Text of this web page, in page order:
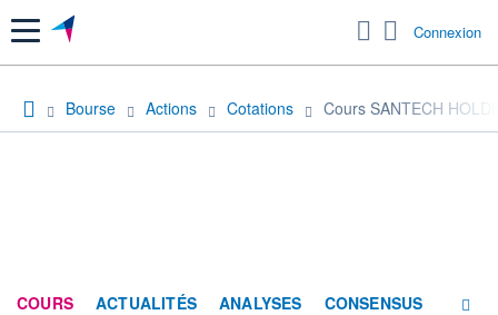
Menu Connexion
Bourse Actions Cotations Cours SANTECH
COURS ACTUALITÉS ANALYSES CONSENSUS